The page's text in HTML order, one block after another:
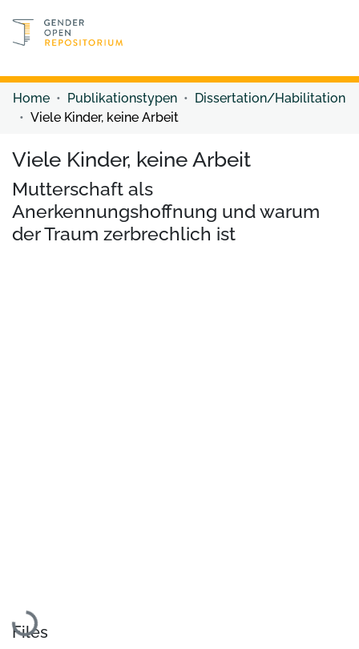
Discover content
Home Publikationstypen
Dissertation/Habilitation
Viele Kinder, keine Arbeit
Viele Kinder, keine Arbeit
Mutterschaft als
Anerkennungshoffnung und warum
der Traum zerbrechlich ist
Loading...
Files